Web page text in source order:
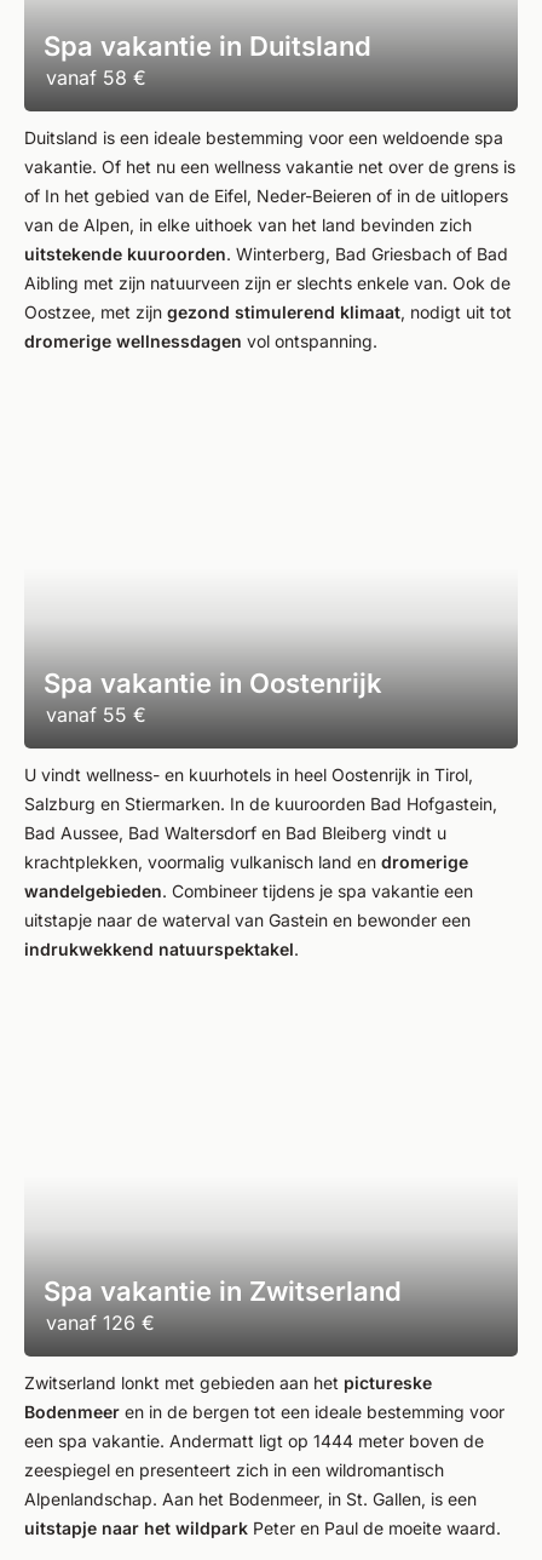
Spa vakantie in Duitsland
vanaf 58 €
Duitsland is een ideale bestemming voor een weldoende spa
vakantie. Of het nu een wellness vakantie net over de grens is
of In het gebied van de Eifel, Neder-Beieren of in de uitlopers
van de Alpen, in elke uithoek van het land bevinden zich
uitstekende kuuroorden. Winterberg, Bad Griesbach of Bad
Aibling met zijn natuurveen zijn er slechts enkele van. Ook de
Oostzee, met zijn gezond stimulerend klimaat, nodigt uit tot
dromerige wellnessdagen vol ontspanning.
Spa vakantie in Oostenrijk
vanaf 55 €
U vindt wellness- en kuurhotels in heel Oostenrijk in Tirol,
Salzburg en Stiermarken. In de kuuroorden Bad Hofgastein,
Bad Aussee, Bad Waltersdorf en Bad Bleiberg vindt u
krachtplekken, voormalig vulkanisch land en dromerige
wandelgebieden. Combineer tijdens je spa vakantie een
uitstapje naar de waterval van Gastein en bewonder een
indrukwekkend natuurspektakel.
Spa vakantie in Zwitserland
vanaf 126 €
Zwitserland lonkt met gebieden aan het pictureske
Bodenmeer en in de bergen tot een ideale bestemming voor
een spa vakantie. Andermatt ligt op 1444 meter boven de
zeespiegel en presenteert zich in een wildromantisch
Alpenlandschap. Aan het Bodenmeer, in St. Gallen, is een
uitstapje naar het wildpark Peter en Paul de moeite waard.